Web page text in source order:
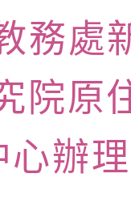
吃得安
同仁踴
第2次
(無人
動站研
度閱讀
研習
智慧
師名單
務處
院原
心辦